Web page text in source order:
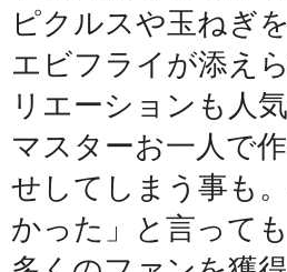
ピクルスや玉ねぎ
エビフライが添え
リエーションも人
マスターお一人で
せしてしまう事も
かった」と言って